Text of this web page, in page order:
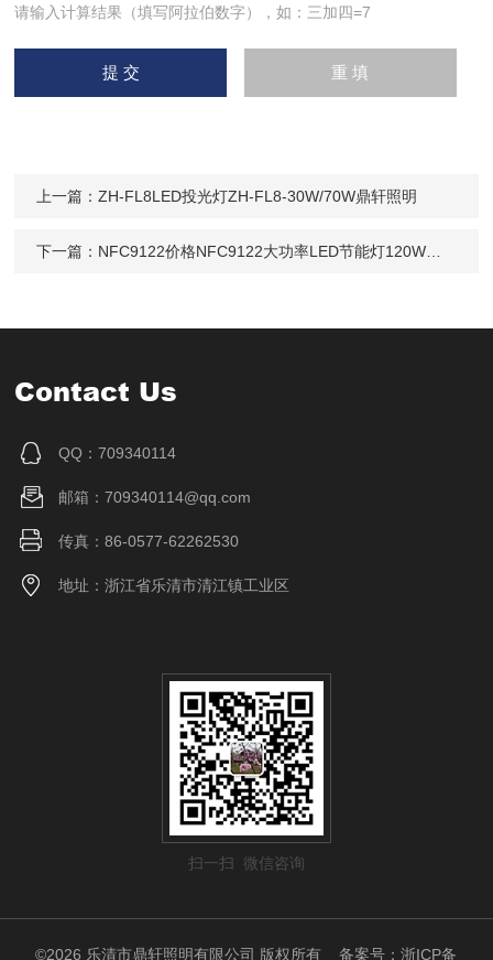
请输入计算结果（填写阿拉伯数字），如：三加四=7
上一篇：ZH-FL8LED投光灯ZH-FL8-30W/70W鼎轩照明
下一篇： NFC9122价格NFC9122大功率LED节能灯120W投光灯
Contact Us
QQ：709340114
邮箱：709340114@qq.com
传真：86-0577-62262530
地址：浙江省乐清市清江镇工业区
扫一扫 微信咨询
©2026 乐清市鼎轩照明有限公司 版权所有备案号：浙ICP备